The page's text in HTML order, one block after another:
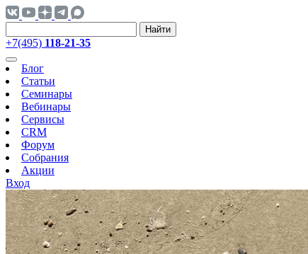
Найти
+7(495) 118-21-35
Блог
Статьи
Семинары
Вебинары
Сервисы
CRM
Форум
Собрания
Акции
Вход